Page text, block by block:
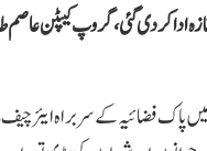
ادا کر دی گئی، گروپ کیپٹن
پاک فضائیہ کے سربراہ ایئر